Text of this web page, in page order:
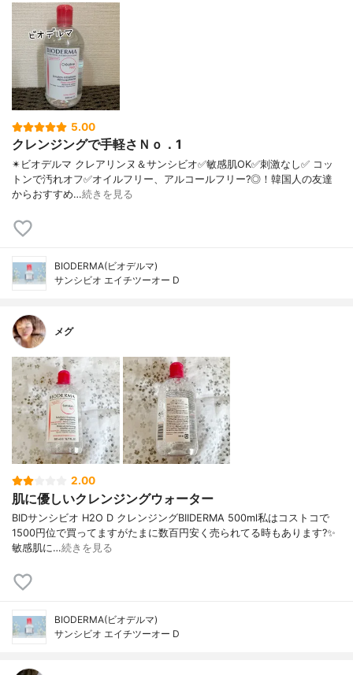
5.00
クレンジングで手軽さＮｏ．1
✴ビオデルマ クレアリンヌ＆サンシビオ ✅敏感肌OK ✅刺激なし ✅ コッ
トンで汚れオフ ✅オイルフリー、アルコールフリー?◎！ 韓国人の友達
からおすすめ…続きを見る
BIODERMA(ビオデルマ)
サンシビオ エイチツーオー D
メグ
2.00
肌に優しいクレンジングウォーター
BIDサンシビオ H2O D クレンジングBIIDERMA 500ml私はコストコで
1500円位で買ってますがたまに数百円安く売られてる時もあります?✨
敏感肌に…続きを見る
BIODERMA(ビオデルマ)
サンシビオ エイチツーオー D